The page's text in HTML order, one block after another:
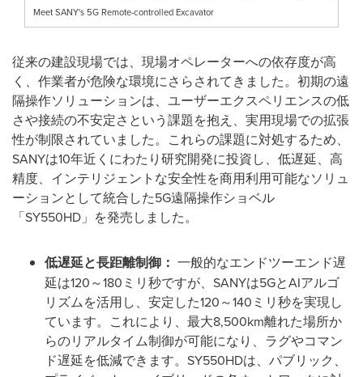
Meet SANY's 5G Remote-controlled Excavator
従来の建設現場では、現場オペレーターへの依存度が高
く、作業者が危険な環境にさらされてきました。初期の遠
隔操作ソリューションは、ユーザーエクスペリエンスの低
さや接続の不安定さという課題を抱え、実用現場での拡張
性が制限されていました。これらの課題に対処するため、
SANYは10年近くにわたり研究開発に投資し、低遅延、高
精度、インテリジェントな安全性を商用利用可能なソリュ
ーションとして統合した5G遠隔操作ショベル
「SY550HD」を発売しました。
低遅延と長距離制御： 一般的なエンドツーエンド遅
延は120～180ミリ秒ですが、SANYは5GとAIアルゴ
リズムを活用し、安定した120～140ミリ秒を実現し
ています。これにより、最大8,500km離れた場所か
らのリアルタイム制御が可能になり、ラグやコマン
ド遅延を低減できます。SY550HDは、パブリック、